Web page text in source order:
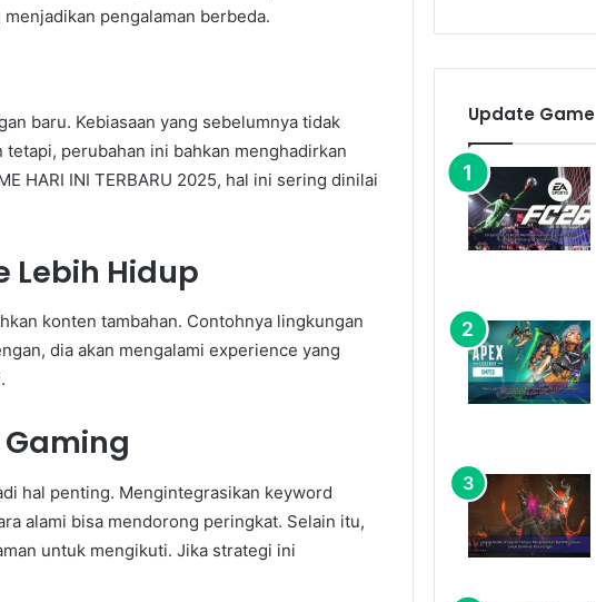
pengalaman berbeda.
baru. Kebiasaan yang sebelumnya tidak
perubahan ini bahkan menghadirkan
HARI INI TERBARU 2025, hal ini sering dinilai
Lebih Hidup
konten tambahan. Contohnya lingkungan
dia akan mengalami experience yang
Gaming
hal penting. Mengintegrasikan keyword
alami bisa mendorong peringkat. Selain itu,
untuk mengikuti. Jika strategi ini
Update Game